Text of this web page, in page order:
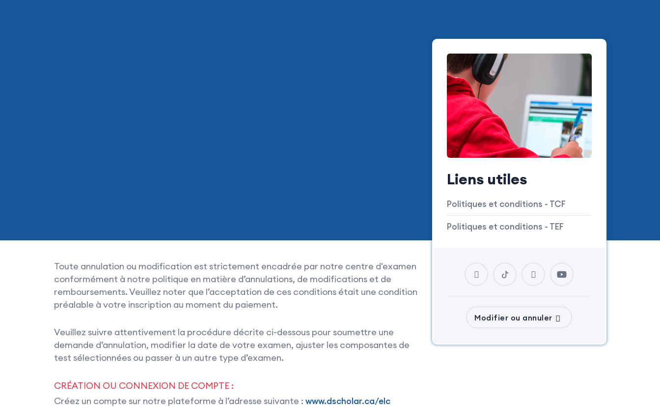
Toute annulation ou modification est strictement encadrée par notre centre d'examen
conformément à notre politique en matière d’annulations, de modifications et de
remboursements. Veuillez noter que l’acceptation de ces conditions était une condition
préalable à votre inscription au moment du paiement.
Veuillez suivre attentivement la procédure décrite ci-dessous pour soumettre une
demande d’annulation, modifier la date de votre examen, ajuster les composantes de
test sélectionnées ou passer à un autre type d’examen.
CRÉATION OU CONNEXION DE COMPTE :
Créez un compte sur notre plateforme à l’adresse suivante : www.dscholar.ca/elc
Liens utiles
Politiques et conditions - TCF
Politiques et conditions - TEF
Modifier ou annuler